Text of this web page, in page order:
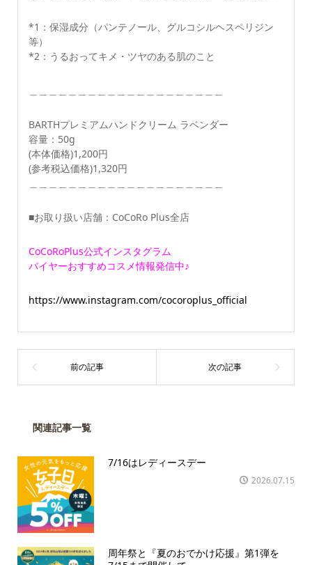
*1：保湿成分（パンテノール、グルコシルヘスペリジン
等）
*2：うるおってキメ・ツヤのある肌のこと
BARTHプレミアムハンドクリーム ラベンダー
容量：50g
(本体価格)1,200円
(参考税込価格)1,320円
■お取り扱い店舗：CoCoRo Plus全店
CoCoRoPlus公式インスタグラム
バイヤーおすすめコスメ情報発信中♪
https://www.instagram.com/cocoroplus_official
関連記事一覧
7/16はレディースデー
2026.07.15
周年祭と『夏のおでかけ応援』第1弾を